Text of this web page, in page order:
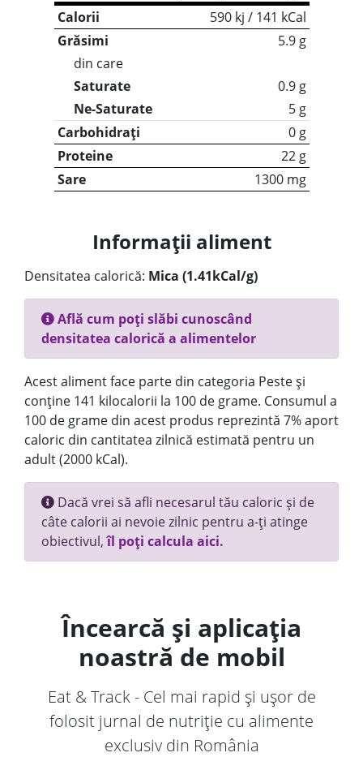
Calorii
590 kj / 141 kCal
Grăsimi
5.9 g
din care
Saturate
0.9 g
Ne-Saturate
5 g
Carbohidrați
0 g
Proteine
22 g
Sare
1300 mg
Informații aliment
Densitatea calorică: Mica (1.41kCal/g)
Află cum poți slăbi cunoscând
densitatea calorică a alimentelor
Acest aliment face parte din categoria Peste și
conține 141 kilocalorii la 100 de grame. Consumul a
100 de grame din acest produs reprezintă 7% aport
caloric din cantitatea zilnică estimată pentru un
adult (2000 kCal).
Dacă vrei să afli necesarul tău caloric și de
câte calorii ai nevoie zilnic pentru a-ți atinge
obiectivul,îl poți calcula aici.
Încearcă și aplicația
noastră de mobil
Eat & Track - Cel mai rapid și ușor de
folosit jurnal de nutriție cu alimente
exclusiv din România